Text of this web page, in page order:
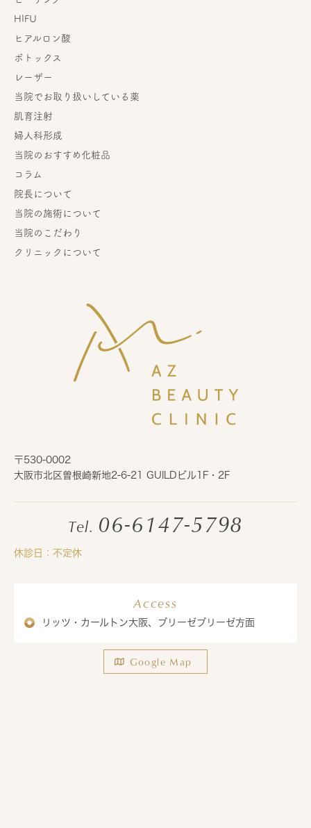
HIFU
ヒアルロン酸
ボトックス
レーザー
当院でお取り扱いしている薬
肌育注射
婦人科形成
当院のおすすめ化粧品
コラム
院長について
当院の施術について
当院のこだわり
クリニックについて
〒530-0002
大阪市北区曽根崎新地2-6-21 GUILDビル1F・2F
Tel. 06-6147-5798
休診日：不定休
Access
リッツ・カールトン大阪、ブリーゼブリーゼ方面
Google Map